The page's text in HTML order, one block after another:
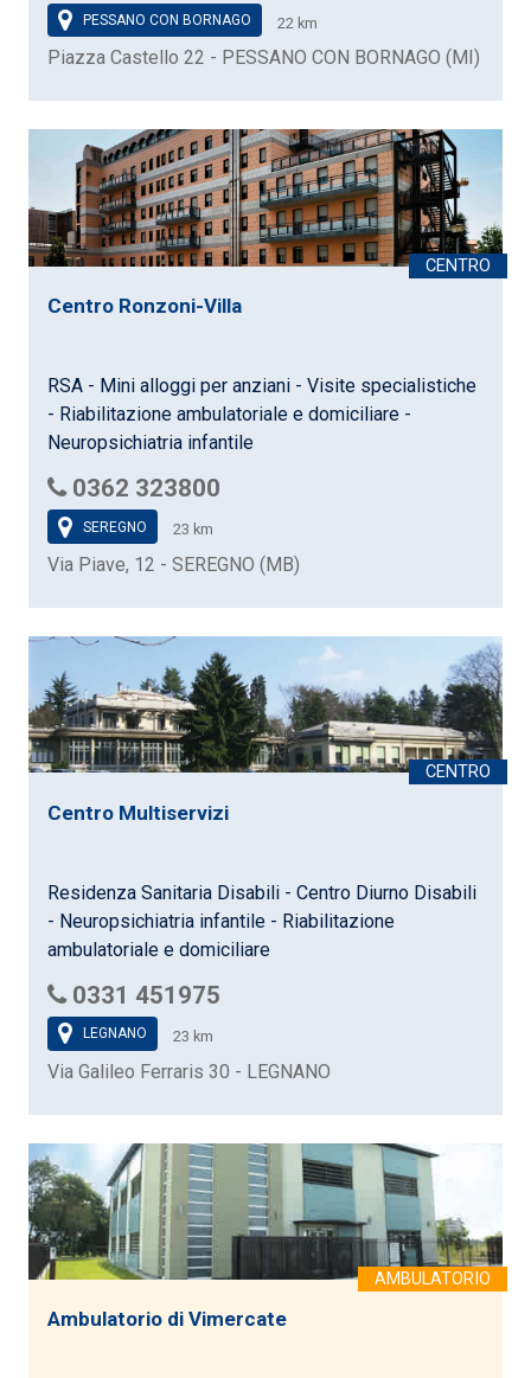
PESSANO CON BORNAGO 22 km
Piazza Castello 22 - PESSANO CON BORNAGO (MI)
Centro Ronzoni-Villa
RSA - Mini alloggi per anziani - Visite specialistiche
- Riabilitazione ambulatoriale e domiciliare -
Neuropsichiatria infantile
0362 323800
SEREGNO 23 km
Via Piave, 12 - SEREGNO (MB)
Centro Multiservizi
Residenza Sanitaria Disabili - Centro Diurno Disabili
- Neuropsichiatria infantile - Riabilitazione
ambulatoriale e domiciliare
0331 451975
LEGNANO 23 km
Via Galileo Ferraris 30 - LEGNANO
Ambulatorio di Vimercate